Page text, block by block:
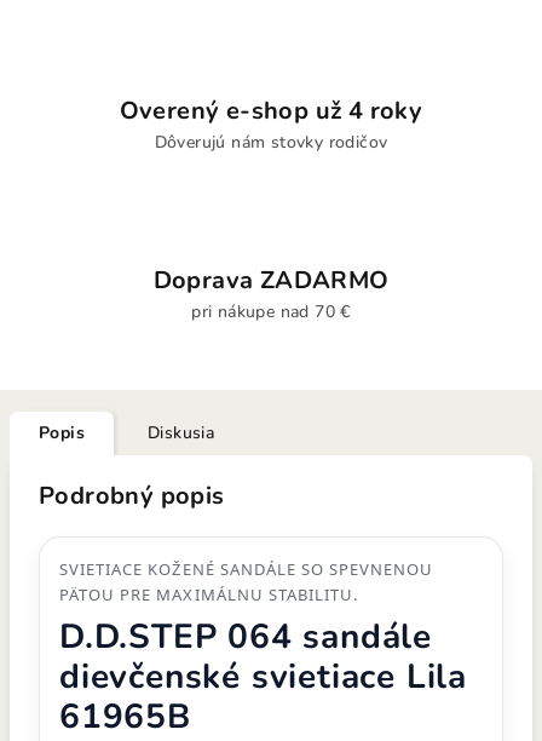
Overený e-shop už 4 roky
Dôverujú nám stovky rodičov
Doprava ZADARMO
pri nákupe nad 70 €
Popis Diskusia
Podrobný popis
SVIETIACE KOŽENÉ SANDÁLE SO SPEVNENOU
PÄTOU PRE MAXIMÁLNU STABILITU.
D.D.STEP 064 sandále
dievčenské svietiace Lila
61965B